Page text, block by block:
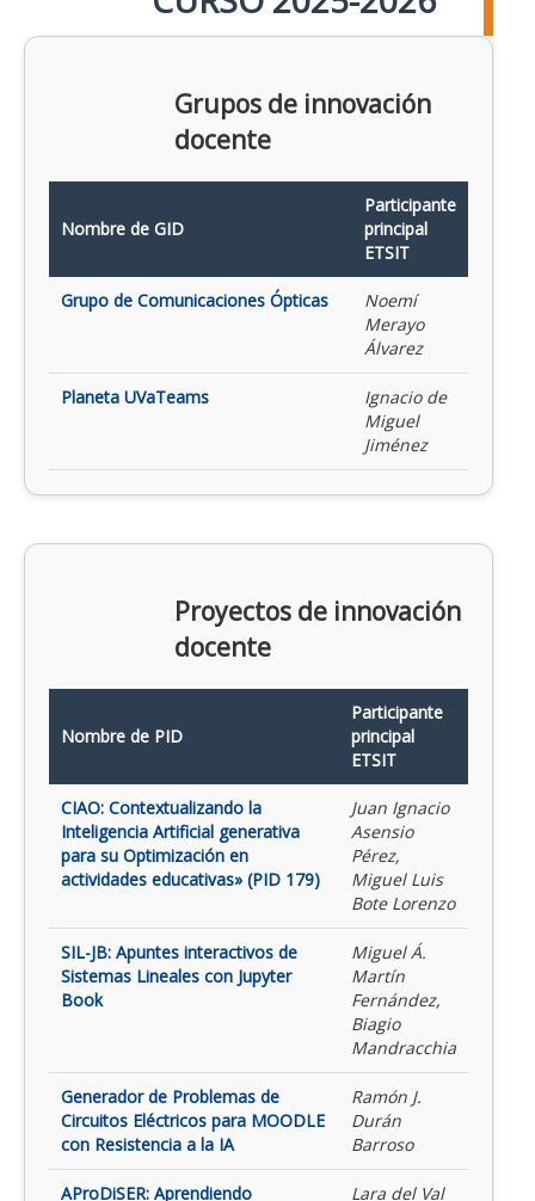
Grupos de innovación
docente
Nombre de GID
Participante
principal
ETSIT
Grupo de Comunicaciones Ópticas
Noemí
Merayo
Álvarez
Planeta UVaTeams
Ignacio de
Miguel
Jiménez
Proyectos de innovación
docente
Nombre de PID
Participante
principal
ETSIT
CIAO: Contextualizando la
Inteligencia Artificial generativa
para su Optimización en
actividades educativas» (PID 179)
Juan Ignacio
Asensio
Pérez,
Miguel Luis
Bote Lorenzo
SIL-JB: Apuntes interactivos de
Sistemas Lineales con Jupyter
Book
Miguel Á.
Martín
Fernández,
Biagio
Mandracchia
Generador de Problemas de
Circuitos Eléctricos para MOODLE
con Resistencia a la IA
Ramón J.
Durán
Barroso
AProDiSER: Aprendiendo
Lara del Val